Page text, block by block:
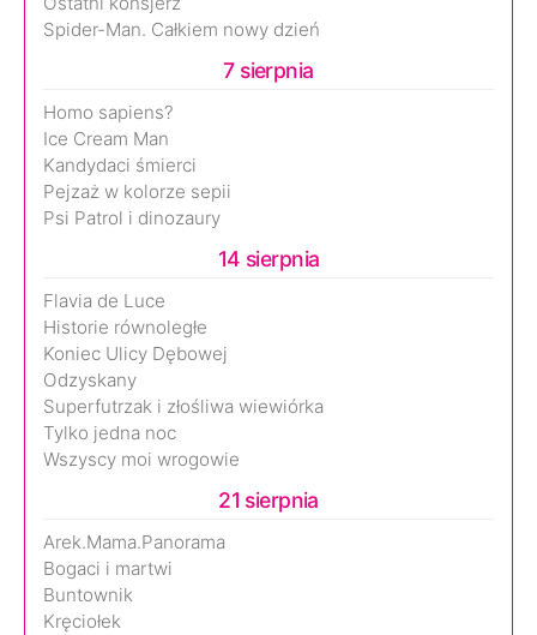
Spider-Man. Całkiem nowy dzień
7 sierpnia
Homo sapiens?
Ice Cream Man
Kandydaci śmierci
Pejzaż w kolorze sepii
Psi Patrol i dinozaury
14 sierpnia
Flavia de Luce
Historie równoległe
Koniec Ulicy Dębowej
Odzyskany
Superfutrzak i złośliwa wiewiórka
Tylko jedna noc
Wszyscy moi wrogowie
21 sierpnia
Arek.Mama.Panorama
Bogaci i martwi
Buntownik
Kręciołek